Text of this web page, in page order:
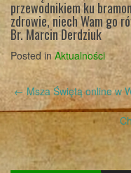
przewodnikiem ku
zdrowie, niech Wam go
Br. Marcin Derdziuk
Posted inAktualności
Post
navigation
← Msza Świętą online w